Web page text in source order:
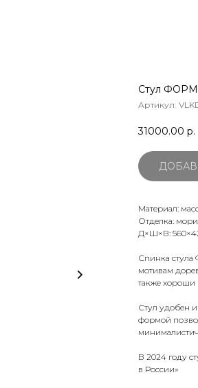
Стул
Артикул:
31000.00 р.
Материал:
Отделка:
Д×Ш×В:
Спинка
мотивам
также хороши
Стул удобен
формой
В 2024 году
в России»